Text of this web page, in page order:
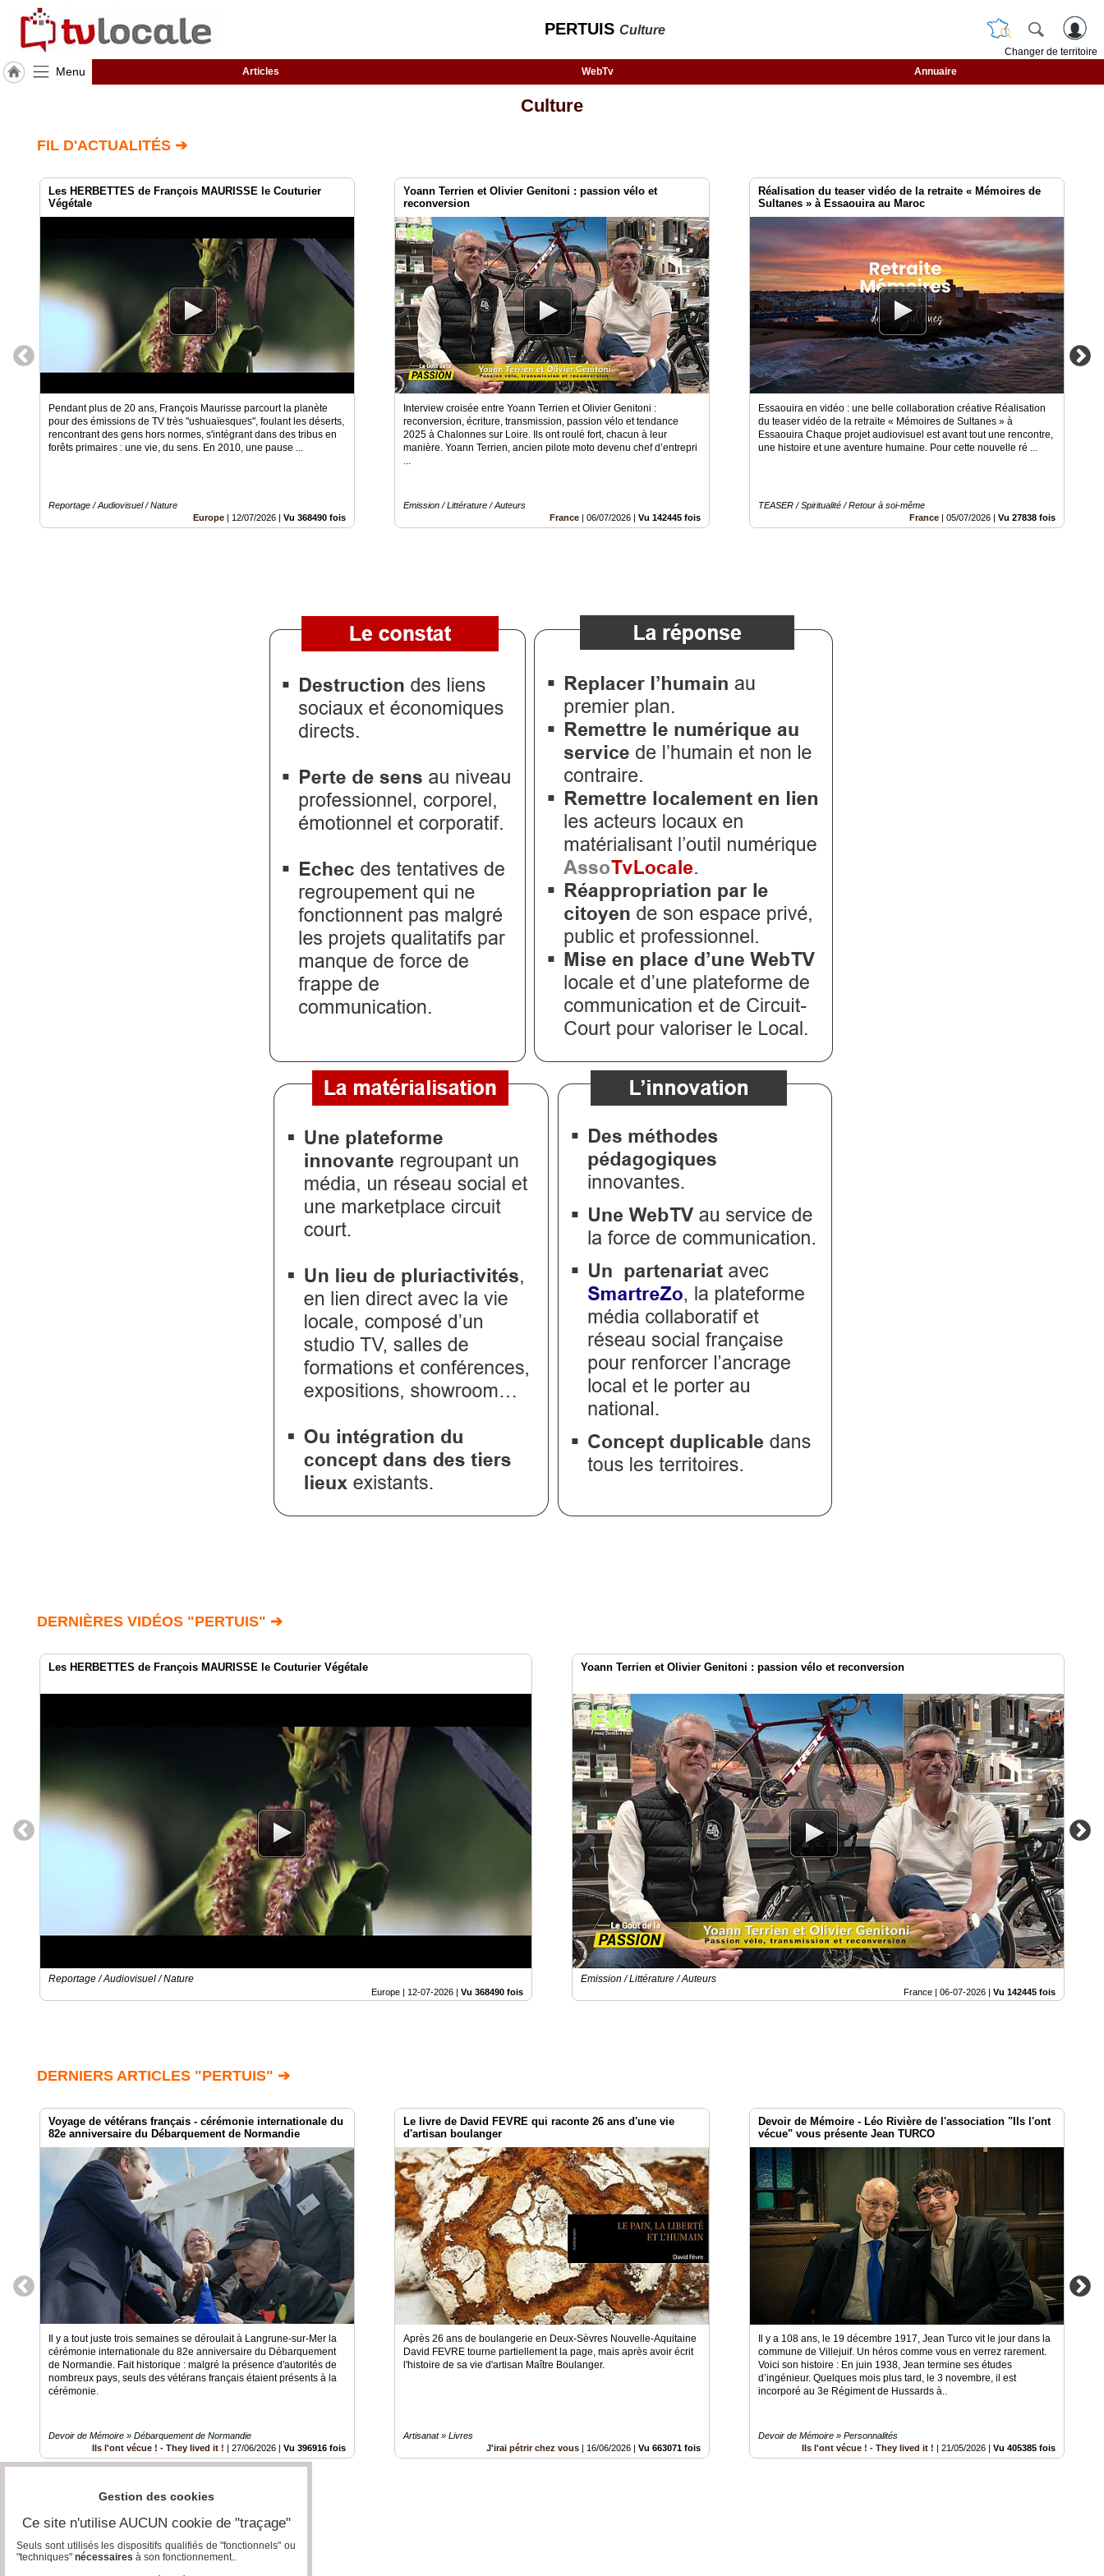
PERTUIS Culture
Changer de territoire
Menu Articles WebTv Annuaire
RUBRIQUES
Gazette
annuaire
Culture
FIL D'ACTUALITÉS ➔
Les HERBETTES de François MAURISSE le Couturier
Végétale
Pendant plus de 20 ans, François Maurisse parcourt la planète
pour des émissions de TV très "ushuaïesques", foulant les déserts,
rencontrant des gens hors normes, s'intégrant dans des tribus en
forêts primaires : une vie, du sens. En 2010, une pause ...
Reportage / Audiovisuel / Nature
Europe | 12/07/2026 | Vu 368490 fois
Yoann Terrien et Olivier Genitoni : passion vélo et
reconversion
Interview croisée entre Yoann Terrien et Olivier Genitoni :
reconversion, écriture, transmission, passion vélo et tendance
2025 à Chalonnes sur Loire. Ils ont roulé fort, chacun à leur
manière. Yoann Terrien, ancien pilote moto devenu chef d’entrepri
...
Emission / Littérature / Auteurs
France | 06/07/2026 | Vu 142445 fois
Réalisation du teaser vidéo de la retraite « Mémoires de
Sultanes » à Essaouira au Maroc
Essaouira en vidéo : une belle collaboration créative Réalisation
du teaser vidéo de la retraite « Mémoires de Sultanes » à
Essaouira Chaque projet audiovisuel est avant tout une rencontre,
une histoire et une aventure humaine. Pour cette nouvelle ré ...
TEASER / Spiritualité / Retour à soi-même
France | 05/07/2026 | Vu 27838 fois
DERNIÈRES VIDÉOS "PERTUIS" ➔
Les HERBETTES de François MAURISSE le Couturier Végétale
Reportage / Audiovisuel / Nature
Europe | 12-07-2026 Vu 368490 fois
Yoann Terrien et Olivier Genitoni : passion vélo et reconversion
Emission / Littérature / Auteurs
France | 06-07-2026 Vu 142445 fois
DERNIERS ARTICLES "PERTUIS" ➔
Voyage de vétérans français - cérémonie internationale du
82e anniversaire du Débarquement de Normandie
Il y a tout juste trois semaines se déroulait à Langrune-sur-Mer la
cérémonie internationale du 82e anniversaire du Débarquement
de Normandie. Fait historique : malgré la présence d'autorités de
nombreux pays, seuls des vétérans français étaient présents à la
cérémonie.
Devoir de Mémoire » Débarquement de Normandie
Ils l'ont vécue ! - They lived it !
27/06/2026 Vu 396916 fois
Le livre de David FEVRE qui raconte 26 ans d'une vie
d'artisan boulanger
Après 26 ans de boulangerie en Deux-Sèvres Nouvelle-Aquitaine
David FEVRE tourne partiellement la page, mais après avoir écrit
l'histoire de sa vie d'artisan Maître Boulanger.
Artisanat » Livres
J'irai pétrir chez vous
16/06/2026 Vu 663071 fois
Devoir de Mémoire - Léo Rivière de l'association "Ils l'ont
vécue" vous présente Jean TURCO
Il y a 108 ans, le 19 décembre 1917, Jean Turco vit le jour dans la
commune de Villejuif. Un héros comme vous en verrez rarement.
Voici son histoire : En juin 1938, Jean termine ses études
d’ingénieur. Quelques mois plus tard, le 3 novembre, il est
incorporé au 3e Régiment de Hussards à..
Devoir de Mémoire » Personnalités
Ils l'ont vécue ! - They lived it !
21/05/2026 Vu 405385 fois
Gestion des cookies
Ce site n'utilise AUCUN cookie de "traçage"
Seuls sont utilisés les dispositifs qualifiés de "fonctionnels" ou
"techniques" nécessaires à son fonctionnement..